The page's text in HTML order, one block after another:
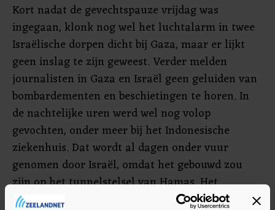
Kort nadat de gevechtspauze vrijdag was
ingegaan, klonk nog wel het luchtalarm in twee
Israëlische dorpen dicht bij Gaza, maar er lijkt
geen inslag te zijn geweest. Verder melden
journalisten in Gaza en Israël geen geluiden van
bombardementen en beschietingen te horen. In
de nachtelijke uren werd wel nog volop
gevochten, onder meer bij het Indonesische
ziekenhuis. Dat wordt al dagen onder vuur
genomen door Israël, omdat het gebouwd zou
zijn op het tunnelstelsel van Hamas. Het
ziekenhuis ontkent dat.